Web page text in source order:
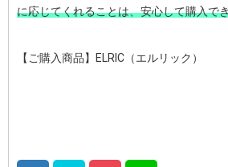
に応じてくれることは、安心して購入で
【ご購入商品】ELRIC（エルリック）